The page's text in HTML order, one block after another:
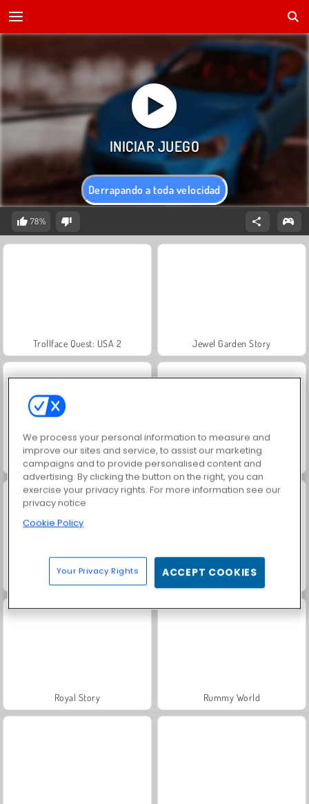
Derrapando a toda velocidad
78%
Trollface Quest: USA 2 Jewel Garden Story
Heroes of Myths Juice Merge
Grand Mahjong Connect Masha and the Bear: Meadows
Royal Story Rummy World
We process your personal information to measure and
improve our sites and service, to assist our marketing
campaigns and to provide personalised content and
advertising. By clicking the button on the right, you can
exercise your privacy rights. For more information see our
privacy notice
Cookie Policy
Your Privacy Rights ACCEPT COOKIES